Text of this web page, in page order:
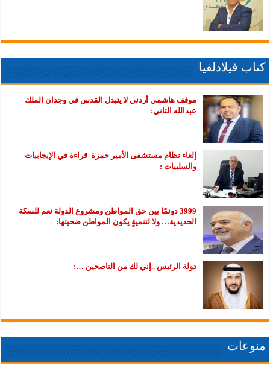
كتاب فيلادلفيا
موقف هاشمي أردني لا يتبدل القدس في وجدان الملك
عبدالله الثاني:
إلغاء نظام مستشفى الأمير حمزة قراءة في الإيجابيات
والسلبيات :
3999 دونمًا بين حق المواطن ومشروع الدولة نعم للسكة
الحديدية… ولا لتنميةٍ يكون المواطن ضحيتها:
دولة الرئيس ..إني لك من الناصحين …:
منوعات